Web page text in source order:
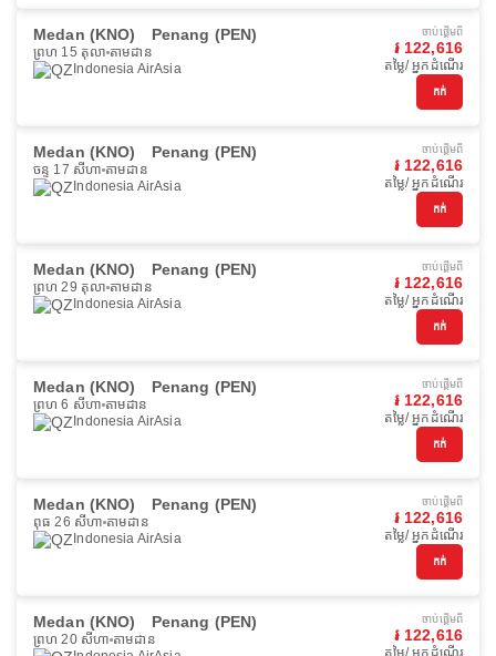
Medan (KNO) Penang (PEN)
ព្រហ 15 តុលា តាមដាន
Indonesia AirAsia
ចាប់ផ្ដើមពី
៛ 122,616
តម្លៃ/ អ្នកដំណើរ
កក់
Medan (KNO) Penang (PEN)
ចន្ទ 17 សីហា តាមដាន
Indonesia AirAsia
ចាប់ផ្ដើមពី
៛ 122,616
តម្លៃ/ អ្នកដំណើរ
កក់
Medan (KNO) Penang (PEN)
ព្រហ 29 តុលា តាមដាន
Indonesia AirAsia
ចាប់ផ្ដើមពី
៛ 122,616
តម្លៃ/ អ្នកដំណើរ
កក់
Medan (KNO) Penang (PEN)
ព្រហ 6 សីហា តាមដាន
Indonesia AirAsia
ចាប់ផ្ដើមពី
៛ 122,616
តម្លៃ/ អ្នកដំណើរ
កក់
Medan (KNO) Penang (PEN)
ពុធ 26 សីហា តាមដាន
Indonesia AirAsia
ចាប់ផ្ដើមពី
៛ 122,616
តម្លៃ/ អ្នកដំណើរ
កក់
Medan (KNO) Penang (PEN)
ព្រហ 20 សីហា តាមដាន
ចាប់ផ្ដើមពី
៛ 122,616
តម្លៃ/ អ្នកដំណើរ